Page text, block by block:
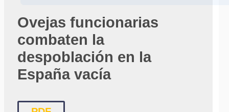
Ovejas funcionarias
combaten la
despoblación en la
España vacía